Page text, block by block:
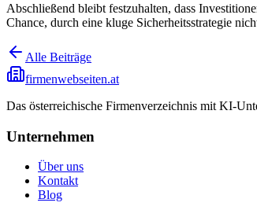
Abschließend bleibt festzuhalten, dass
Chance, durch eine kluge Sicherheitsstrategie
Alle Beiträge
firmenwebseiten.at
Das österreichische Firmenverzeichnis mit KI-
Unternehmen
Über uns
Kontakt
Blog